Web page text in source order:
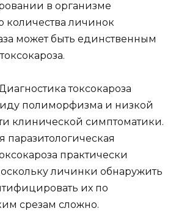
в организме
количества личинок
может быть единственным
токсокароза
полиморфизма и низкой
клинической симптоматики.
практически
личинки обнаружить
их по
срезам сложно.